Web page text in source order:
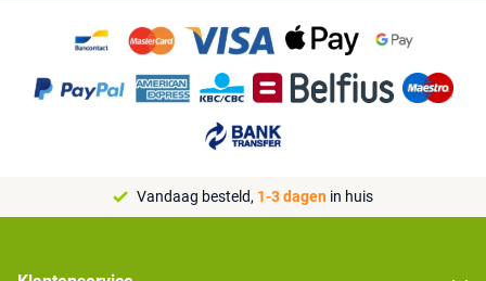
Vandaag besteld, 1-3 dagen in huis